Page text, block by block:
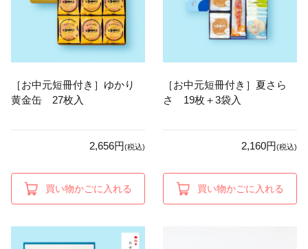
［お中元短冊付き］ゆかり
黄金缶 27枚入
2,656円(税込)
買い物かごに入れる
［お中元短冊付き］夏さら
さ 19枚＋3袋入
2,160円(税込)
買い物かごに入れる